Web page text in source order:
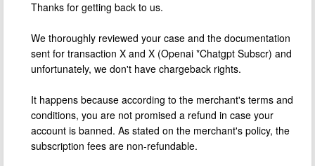
Thanks for getting back to us.
We thoroughly reviewed your case and the documentation
sent for transaction X and X (Openai *Chatgpt Subscr) and
unfortunately, we don't have chargeback rights.
It happens because according to the merchant's terms and
conditions, you are not promised a refund in case your
account is banned. As stated on the merchant's policy, the
subscription fees are non-refundable.